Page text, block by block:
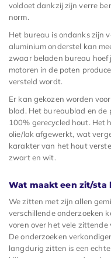
voldoet dankzij zijn verre
norm.
Het bureau is ondanks zijn
aluminium onderstel kan
zwaar beladen bureau hoef
motoren in de poten
versteld wordt.
Er kan gekozen worden
blad. Het bureaublad en de
100% gerecycled hout. Het
olie/lak afgewerkt, wat
karakter van het hout
zwart en wit.
Wat maakt een zit/sta
We zitten met zijn allen
verschillende onderzoeken
voren over het vele zittende
De onderzoeken
langdurig zitten is een